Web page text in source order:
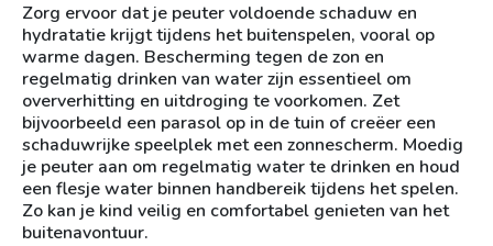
Zorg ervoor dat je peuter voldoende schaduw en
hydratatie krijgt tijdens het buitenspelen, vooral op
warme dagen. Bescherming tegen de zon en
regelmatig drinken van water zijn essentieel om
oververhitting en uitdroging te voorkomen. Zet
bijvoorbeeld een parasol op in de tuin of creëer een
schaduwrijke speelplek met een zonnescherm. Moedig
je peuter aan om regelmatig water te drinken en houd
een flesje water binnen handbereik tijdens het spelen.
Zo kan je kind veilig en comfortabel genieten van het
buitenavontuur.